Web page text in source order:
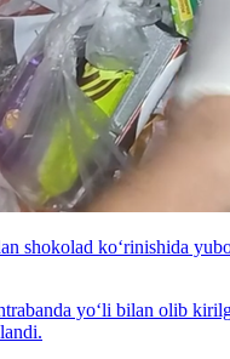
shokolad ko‘rinishida
yo‘li bilan olib